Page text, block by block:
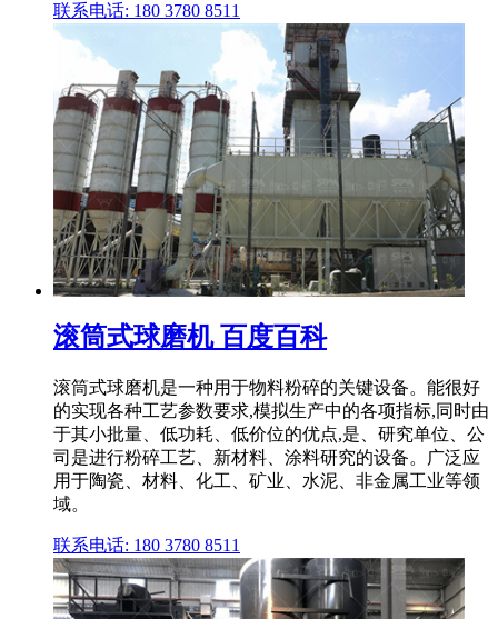
联系电话: 180 3780 8511
滚筒式球磨机 百度百科
‌滚筒式球磨机‌是一种用于物料粉碎的关键设备。能很好
的实现各种工艺参数要求,模拟生产中的各项指标,同时由
于其小批量、低功耗、低价位的优点,是、研究单位、公
司是进行粉碎工艺、新材料、涂料研究的设备。广泛应
用于陶瓷、材料、化工、矿业、水泥、非金属工业等领
域。
联系电话: 180 3780 8511